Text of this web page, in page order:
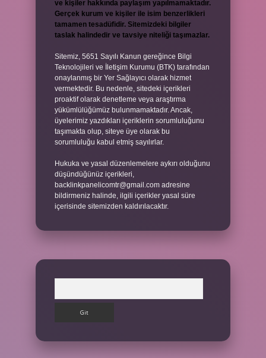
ve kişiler hakkında paylaşım yapılmamaktadır.
Gerçek kurum ve kişiler ile isim benzerlikleri
tamamen tesadüfidir. Sitemizdeki bilgiler
taslak halindedir ve tavsiye niteliği taşımazlar.
Sitemiz, 5651 Sayılı Kanun gereğince Bilgi
Teknolojileri ve İletişim Kurumu (BTK) tarafından
onaylanmış bir Yer Sağlayıcı olarak hizmet
vermektedir. Bu nedenle, sitedeki içerikleri
proaktif olarak denetleme veya araştırma
yükümlülüğümüz bulunmamaktadır. Ancak,
üyelerimiz yazdıkları içeriklerin sorumluluğunu
taşımakta olup, siteye üye olarak bu
sorumluluğu kabul etmiş sayılırlar.
Hukuka ve yasal düzenlemelere aykırı olduğunu
düşündüğünüz içerikleri,
backlinkpanelicomtr@gmail.com adresine
bildirmeniz halinde, ilgili içerikler yasal süre
içerisinde sitemizden kaldırılacaktır.